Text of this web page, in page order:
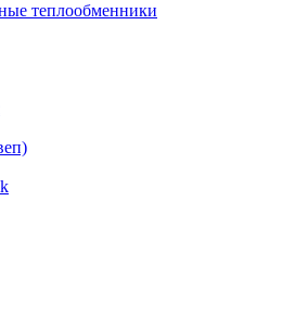
теплообменники